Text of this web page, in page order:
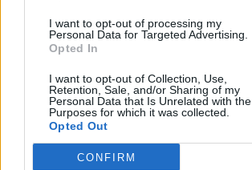
I want to opt-out of processing my
Personal Data for Targeted Advertising.
Opted In
I want to opt-out of Collection, Use,
Retention, Sale, and/or Sharing of my
Personal Data that Is Unrelated with the
Purposes for which it was collected.
Opted Out
CONFIRM